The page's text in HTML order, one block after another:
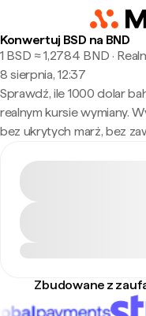
Konwertuj BSD na BND
1 BSD ≈ 1,2784 BND ·
8 sierpnia, 12:37
Sprawdź, ile 1000 dolar
realnym kursie wymiany.
bez ukrytych marż, bez
Zbudowane z